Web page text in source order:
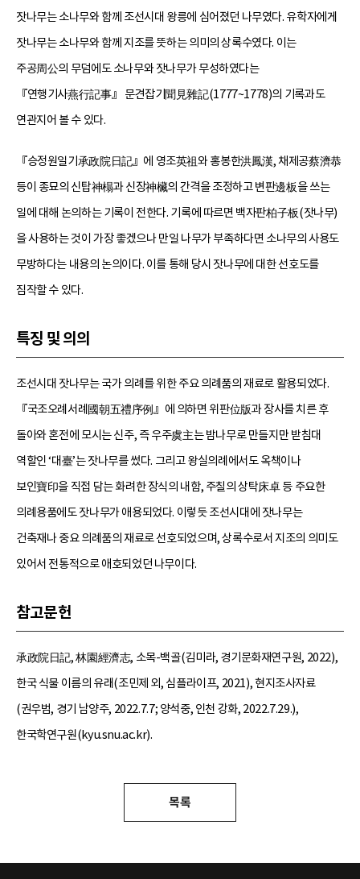
잣나무는 소나무와 함께 조선시대 왕릉에 심어졌던 나무였다. 유학자에게
잣나무는 소나무와 함께 지조를 뜻하는 의미의 상록수였다. 이는
주공周公의 무덤에도 소나무와 잣나무가 무성하였다는
『연행기사燕行記事』 문견잡기聞見雜記(1777~1778)의 기록과도
연관지어 볼 수 있다.
『승정원일기承政院日記』에 영조英祖와 홍봉한洪鳳漢, 채제공蔡濟恭
등이 종묘의 신탑神榻과 신장神欌의 간격을 조정하고 변판邊板을 쓰는
일에 대해 논의하는 기록이 전한다. 기록에 따르면 백자판柏子板(잣나무)
을 사용하는 것이 가장 좋겠으나 만일 나무가 부족하다면 소나무의 사용도
무방하다는 내용의 논의이다. 이를 통해 당시 잣나무에 대한 선호도를
짐작할 수 있다.
특징 및 의의
조선시대 잣나무는 국가 의례를 위한 주요 의례품의 재료로 활용되었다.
『국조오례서례國朝五禮序例』에 의하면 위판位版과 장사를 치른 후
돌아와 혼전에 모시는 신주, 즉 우주虞主는 밤나무로 만들지만 받침대
역할인 ‘대臺’는 잣나무를 썼다. 그리고 왕실의례에서도 옥책이나
보인寶印을 직접 담는 화려한 장식의 내함, 주칠의 상탁床卓 등 주요한
의례용품에도 잣나무가 애용되었다. 이렇듯 조선시대에 잣나무는
건축재나 중요 의례품의 재료로 선호되었으며, 상록수로서 지조의 의미도
있어서 전통적으로 애호되었던 나무이다.
참고문헌
承政院日記, 林園經濟志, 소목-백골(김미라, 경기문화재연구원, 2022),
한국 식물 이름의 유래(조민제 외, 심플라이프, 2021), 현지조사자료
(권우범, 경기 남양주, 2022.7.7; 양석중, 인천 강화, 2022.7.29.),
한국학연구원(kyu.snu.ac.kr).
목록